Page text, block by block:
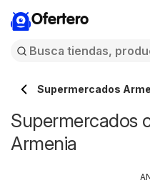
Ofertero
Supermercados
Supermercados
Armenia